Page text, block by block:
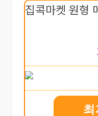
집콕마켓 원형
최